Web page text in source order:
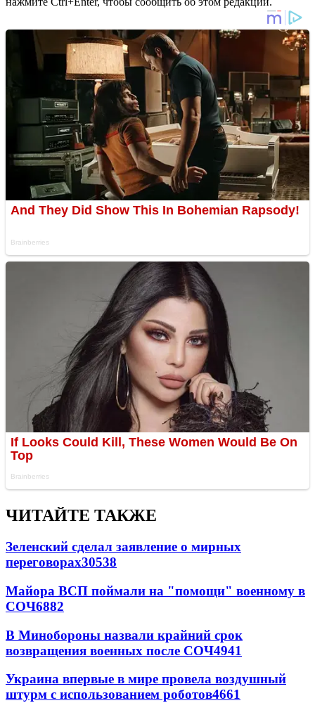
ЧИТАЙТЕ ТАКЖЕ
Зеленский сделал заявление о мирных
переговорах30538
Майора ВСП поймали на "помощи" военному в
СОЧ6882
В Минобороны назвали крайний срок
возвращения военных после СОЧ4941
Украина впервые в мире провела воздушный
штурм с использованием роботов4661